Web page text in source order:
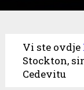
Vi ste ovdje
Stockton,
Cedevitu